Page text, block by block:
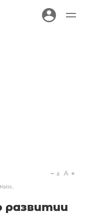
мин.
a A
развитии